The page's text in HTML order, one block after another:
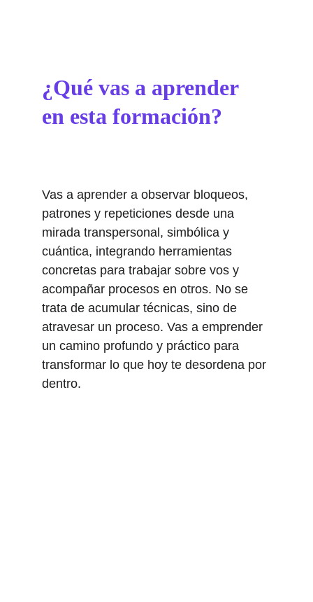
Vas a aprender a observar bloqueos,
patrones y repeticiones desde una
mirada transpersonal, simbólica y
cuántica, integrando herramientas
concretas para trabajar sobre vos y
acompañar procesos en otros. No se
trata de acumular técnicas, sino de
atravesar un proceso. Vas a emprender
un camino profundo y práctico para
transformar lo que hoy te desordena por
dentro.
¿Qué vas a aprender
en esta formación?